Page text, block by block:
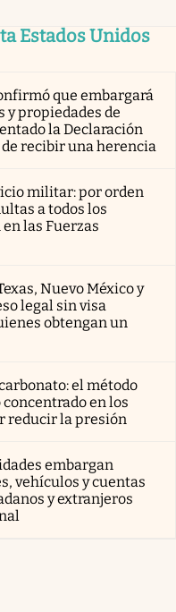
Estados Unidos
que embargará
y propiedades de
la Declaración
recibir una herencia
militar: por orden
a todos los
las Fuerzas
Nuevo México y
legal sin visa
obtengan un
el método
en los
reducir la presión
embargan
vehículos y cuentas
y extranjeros